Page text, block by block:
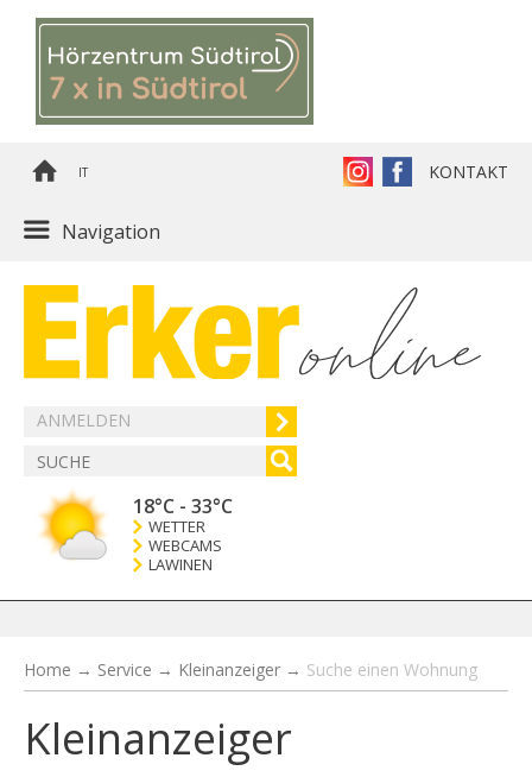
IT KONTAKT
Navigation
ANMELDEN
18°C - 33°C
WETTER
WEBCAMS
LAWINEN
Home → Service → Kleinanzeiger → Suche einen Wohnung
Kleinanzeiger